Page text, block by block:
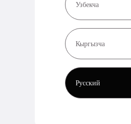
Узбекча
Кыргызча
Русский